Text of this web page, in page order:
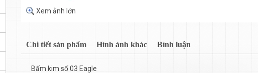
Xem ảnh lớn
Chi tiết sản phẩm Hình ảnh khác Bình luận
Bấm kim số 03 Eagle